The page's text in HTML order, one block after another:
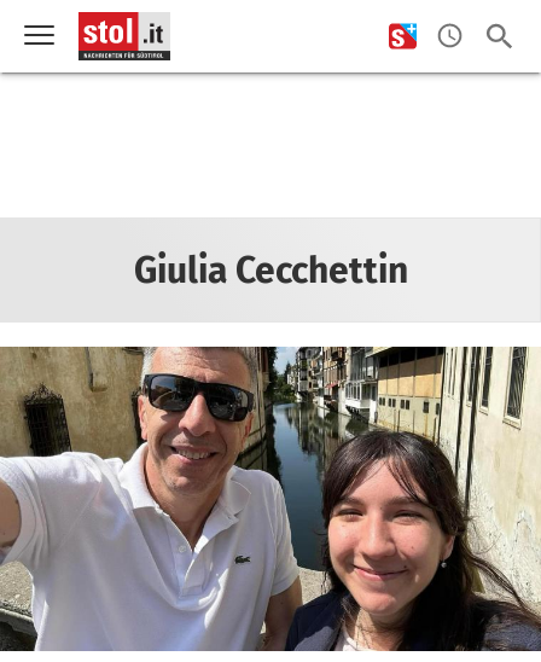
Giulia Cecchettin